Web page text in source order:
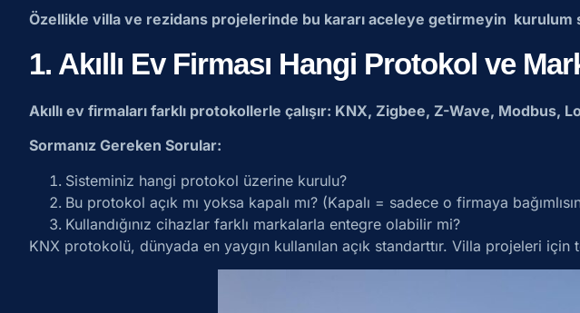
Özellikle villa ve rezidans projelerinde bu kararı aceleye getirmeyin kurulum
1. Akıllı Ev Firması Hangi Protokol ve
Akıllı ev firmaları farklı protokollerle çalışır: KNX, Zigbee, Z-Wave, Modbus,
Sormanız Gereken Sorular:
Sisteminiz hangi protokol üzerine kurulu?
Bu protokol açık mı yoksa kapalı mı? (Kapalı = sadece o firmaya
Kullandığınız cihazlar farklı markalarla entegre olabilir mi?
KNX protokolü, dünyada en yaygın kullanılan açık standarttır. Villa projeleri